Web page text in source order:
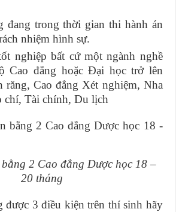
đang trong thời gian thi hành án
nhiệm hình sự.
nghiệp bất cứ một ngành nghề
Cao đẳng hoặc Đại học trở lên
răng, Cao đẳng Xét nghiệm, Nha
chí, Tài chính, Du lịch
bằng 2 Cao đẳng Dược học 18 –
20 tháng
được 3 điều kiện trên thí sinh hãy